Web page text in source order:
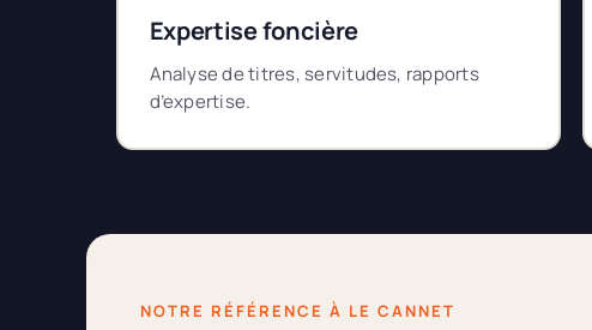
Expertise foncière
Analyse de titres, servitudes, rapports
d’expertise.
NOTRE RÉFÉRENCE À LE CANNET